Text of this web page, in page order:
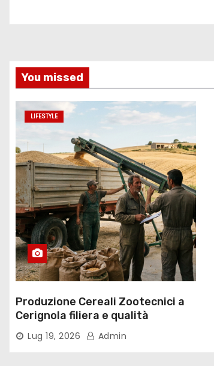
l
i
You missed
LIFESTYLE
Produzione Cereali Zootecnici a
Cerignola filiera e qualità
Lug 19, 2026 Admin